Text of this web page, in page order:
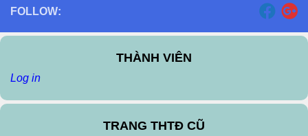
FOLLOW:
THÀNH VIÊN
Log in
TRANG THTĐ CŨ